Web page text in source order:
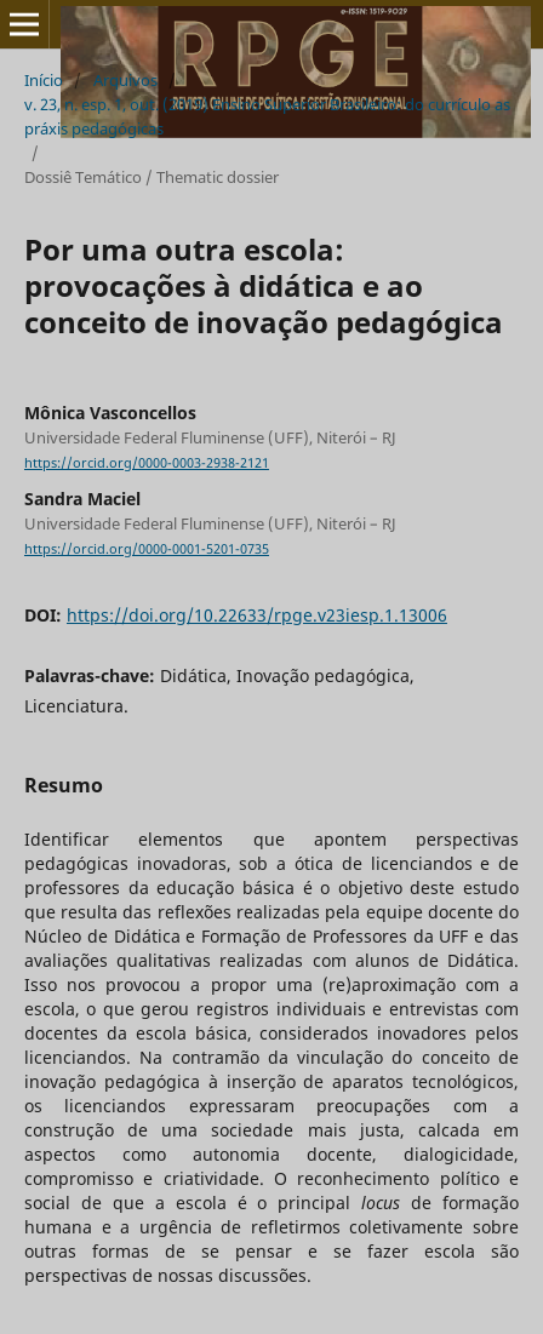
Início / Arquivos
/
v. 23, n. esp. 1, out. (2019) Ensino Superior Brasileiro: do currículo as
práxis pedagógicas
/
Dossiê Temático / Thematic dossier
Por uma outra escola:
provocações à didática e ao
conceito de inovação pedagógica
Mônica Vasconcellos
Universidade Federal Fluminense (UFF), Niterói – RJ
https://orcid.org/0000-0003-2938-2121
Sandra Maciel
Universidade Federal Fluminense (UFF), Niterói – RJ
https://orcid.org/0000-0001-5201-0735
DOI: https://doi.org/10.22633/rpge.v23iesp.1.13006
Palavras-chave: Didática, Inovação pedagógica,
Licenciatura.
Resumo
Identificar elementos que apontem perspectivas
pedagógicas inovadoras, sob a ótica de licenciandos e de
professores da educação básica é o objetivo deste estudo
que resulta das reflexões realizadas pela equipe docente do
Núcleo de Didática e Formação de Professores da UFF e das
avaliações qualitativas realizadas com alunos de Didática.
Isso nos provocou a propor uma (re)aproximação com a
escola, o que gerou registros individuais e entrevistas com
docentes da escola básica, considerados inovadores pelos
licenciandos. Na contramão da vinculação do conceito de
inovação pedagógica à inserção de aparatos tecnológicos,
os licenciandos expressaram preocupações com a
construção de uma sociedade mais justa, calcada em
aspectos como autonomia docente, dialogicidade,
compromisso e criatividade. O reconhecimento político e
social de que a escola é o principallocus de formação
humana e a urgência de refletirmos coletivamente sobre
outras formas de se pensar e se fazer escola são
perspectivas de nossas discussões.